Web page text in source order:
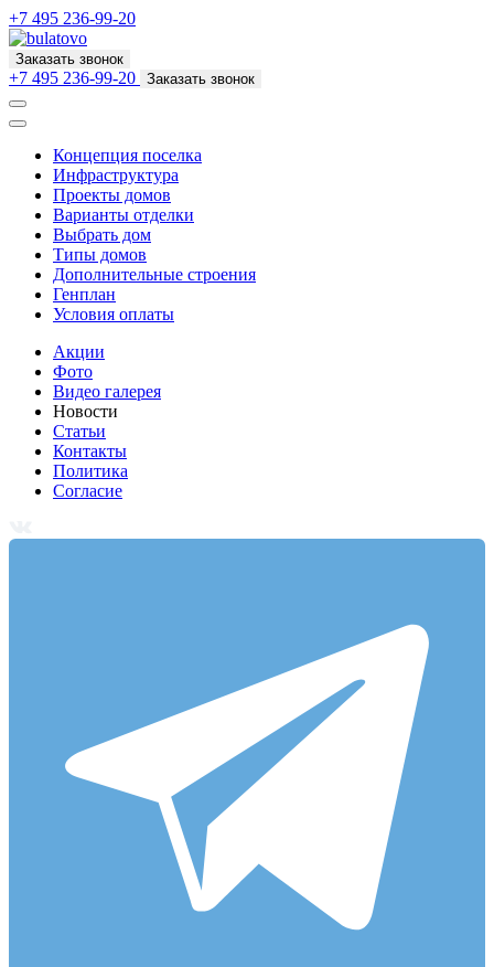
+7 495 236-99-20
Заказать звонок
+7 495 236-99-20 Заказать звонок
Концепция поселка
Инфраструктура
Проекты домов
Варианты отделки
Выбрать дом
Типы домов
Дополнительные строения
Генплан
Условия оплаты
Акции
Фото
Видео галерея
Новости
Статьи
Контакты
Политика
Согласие